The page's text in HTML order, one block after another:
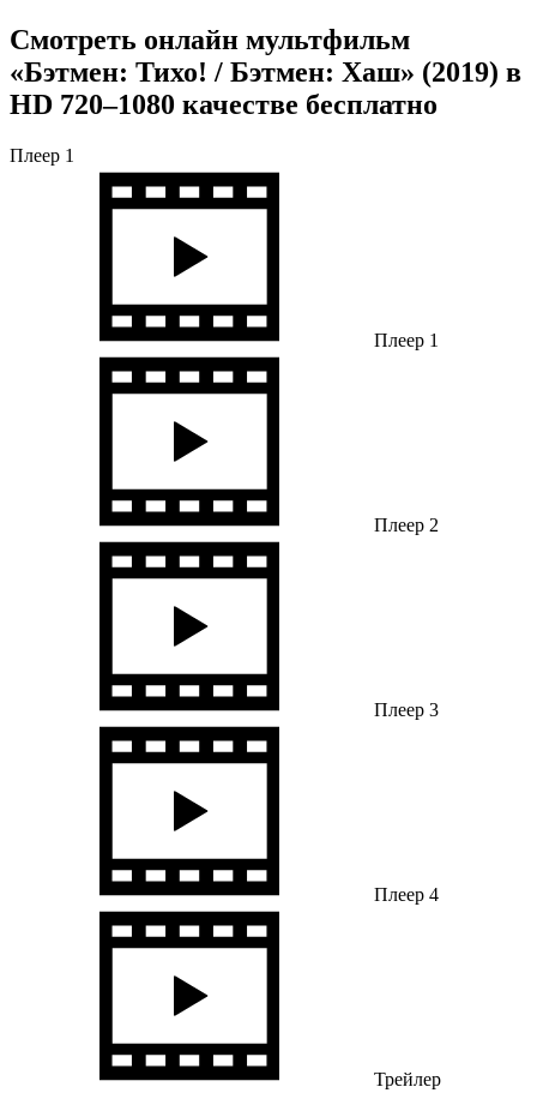
Смотреть онлайн мультфильм
«Бэтмен: Тихо! / Бэтмен: Хаш» (2019) в
HD 720–1080 качестве бесплатно
Плеер 1
Плеер 1
Плеер 2
Плеер 3
Плеер 4
Трейлер